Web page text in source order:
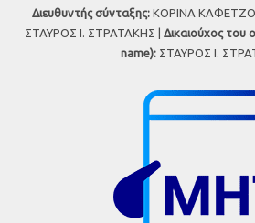
Διευθυντής σύνταξης:ΚΟΡΙΝΑ
ΣΤΑΥΡΟΣ Ι. ΣΤΡΑΤΑΚΗΣ | Δικαιούχος του
name):ΣΤΑΥΡΟΣ Ι.